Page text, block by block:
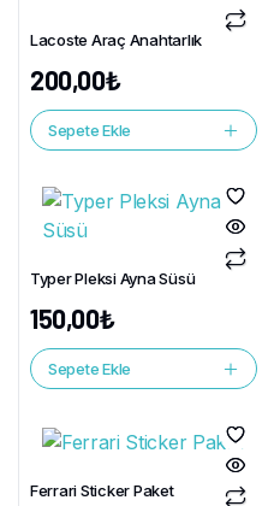
Lacoste Araç Anahtarlık
200,00₺
Sepete Ekle
Typer Pleksi Ayna Süsü
150,00₺
Sepete Ekle
Ferrari Sticker Paket